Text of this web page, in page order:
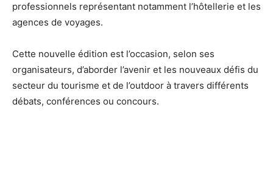
professionnels représentant notamment l’hôtellerie et les
agences de voyages.
Cette nouvelle édition est l’occasion, selon ses
organisateurs, d’aborder l’avenir et les nouveaux défis du
secteur du tourisme et de l’outdoor à travers différents
débats, conférences ou concours.